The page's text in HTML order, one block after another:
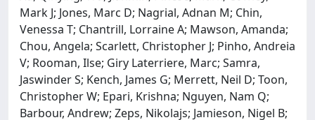
Mark J; Jones, Marc D; Nagrial, Adnan M; Chin,
Venessa T; Chantrill, Lorraine A; Mawson, Amanda;
Chou, Angela; Scarlett, Christopher J; Pinho, Andreia
V; Rooman, Ilse; Giry Laterriere, Marc; Samra,
Jaswinder S; Kench, James G; Merrett, Neil D; Toon,
Christopher W; Epari, Krishna; Nguyen, Nam Q;
Barbour, Andrew; Zeps, Nikolajs; Jamieson, Nigel B;